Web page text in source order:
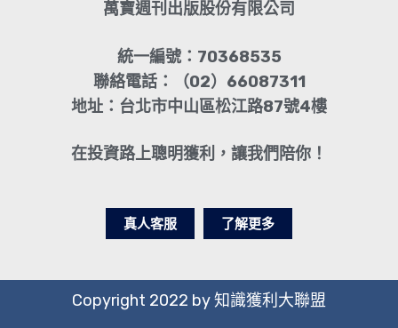
萬寶週刊出版股份有限公司
統一編號：70368535
聯絡電話：（02）66087311
地址：台北市中山區松江路87號4樓
在投資路上聰明獲利，讓我們陪你！
真人客服 了解更多
Copyright 2022 by 知識獲利大聯盟